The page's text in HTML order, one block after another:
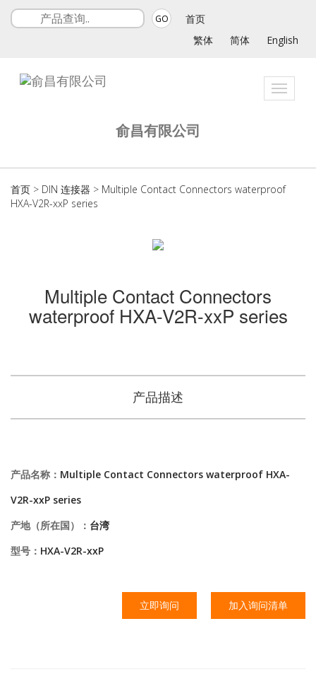
GO
首页
繁体
简体 English
Toggle
俞昌有限公司
首页 > DIN 连接器 > Multiple Contact Connectors waterproof
HXA-V2R-xxP series
Multiple Contact Connectors
waterproof HXA-V2R-xxP series
产品描述
产品名称： Multiple Contact Connectors waterproof HXA-
V2R-xxP series
产地（所在国）： 台湾
型号： HXA-V2R-xxP
立即询问 加入询问清单